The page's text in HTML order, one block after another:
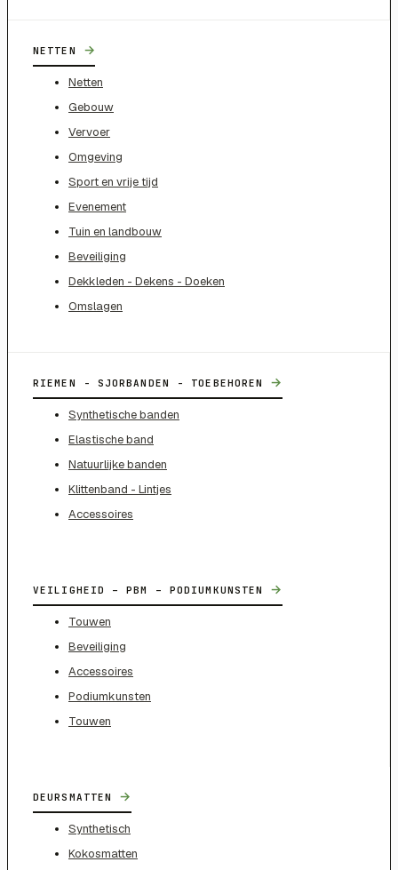
NETTEN →
Netten
Gebouw
Vervoer
Omgeving
Sport en vrije tijd
Evenement
Tuin en landbouw
Beveiliging
Dekkleden - Dekens - Doeken
Omslagen
RIEMEN - SJORBANDEN - TOEBEHOREN →
Synthetische banden
Elastische band
Natuurlijke banden
Klittenband - Lintjes
Accessoires
VEILIGHEID – PBM – PODIUMKUNSTEN →
Touwen
Beveiliging
Accessoires
Podiumkunsten
Touwen
DEURSMATTEN →
Synthetisch
Kokosmatten